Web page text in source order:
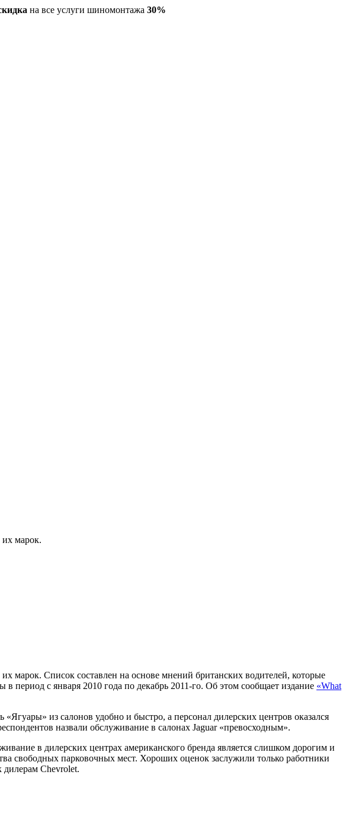
на все услуги шиномонтажа 30%
их марок.
марок. Список составлен на основе мнений британских водителей, которые
с января 2010 года по декабрь 2011-го. Об этом сообщает издание «What
из салонов удобно и быстро, а персонал дилерских центров оказался
назвали обслуживание в салонах Jaguar «превосходным».
в дилерских центрах американского бренда является слишком дорогим и
свободных парковочных мест. Хороших оценок заслужили только работники
дилерам Chevrolet.